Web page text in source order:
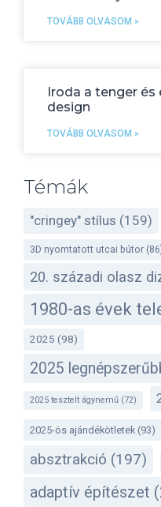
TOVÁBB OLVASOM »
Iroda a tenger
design
TOVÁBB OLVASOM »
Témák
"cringey" stílus (159)
3D nyomtatott utcai bútor
20. századi olasz
1980-as évek
2025 (98)
2025
2025 tesztelt ágynemű (72)
2025-ös ajándékötletek (93)
absztrakció (197)
adaptív építészet